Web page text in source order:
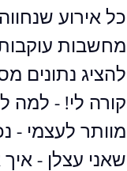
כל אירוע
מחשבות
להציג נתונים
קורה לי! - למה
מוותר לעצמי -
שאני עצלן -